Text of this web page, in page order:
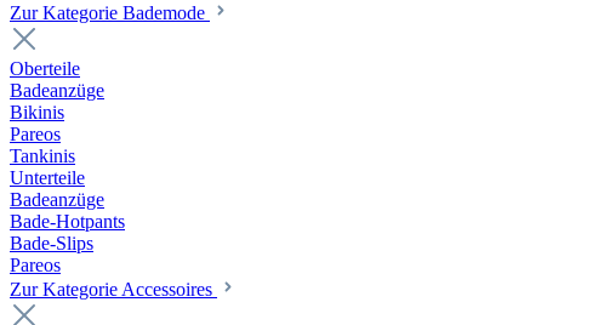
Zur Kategorie Bademode
Oberteile
Badeanzüge
Bikinis
Pareos
Tankinis
Unterteile
Badeanzüge
Bade-Hotpants
Bade-Slips
Pareos
Zur Kategorie Accessoires